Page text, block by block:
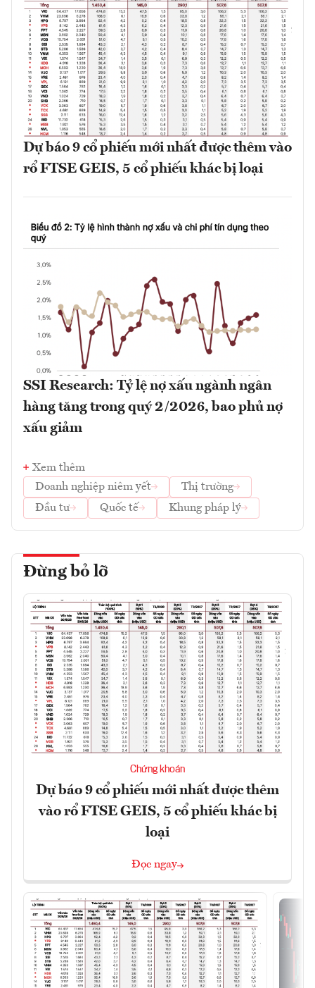
Dự báo 9 cổ phiếu mới nhất được thêm vào
rổ FTSE GEIS, 5 cổ phiếu khác bị loại
SSI Research: Tỷ lệ nợ xấu ngành ngân
hàng tăng trong quý 2/2026, bao phủ nợ
xấu giảm
Xem thêm
Doanh nghiệp niêm yết
Thị trường
Đầu tư
Quốc tế Khung pháp lý
Đừng bỏ lỡ
Chứng khoán
Dự báo 9 cổ phiếu mới nhất được thêm
vào rổ FTSE GEIS, 5 cổ phiếu khác bị
loại
Đọc ngay